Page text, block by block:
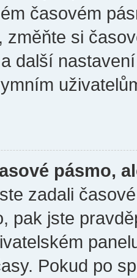
časovém
změňte si
další
pásmo,
zadali
pak jste
Pokud po